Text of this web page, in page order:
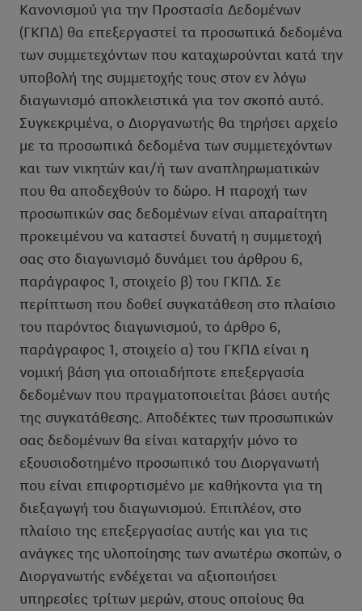
Κανονισμού για την Προστασία Δεδομένων
(ΓΚΠΔ) θα επεξεργαστεί τα προσωπικά δεδομένα
των συμμετεχόντων που καταχωρούνται κατά την
υποβολή της συμμετοχής τους στον εν λόγω
διαγωνισμό αποκλειστικά για τον σκοπό αυτό.
Συγκεκριμένα, ο Διοργανωτής θα τηρήσει αρχείο
με τα προσωπικά δεδομένα των συμμετεχόντων
και των νικητών και/ή των αναπληρωματικών
που θα αποδεχθούν το δώρο. Η παροχή των
προσωπικών σας δεδομένων είναι απαραίτητη
προκειμένου να καταστεί δυνατή η συμμετοχή
σας στο διαγωνισμό δυνάμει του άρθρου 6,
παράγραφος 1, στοιχείο β) του ΓΚΠΔ. Σε
περίπτωση που δοθεί συγκατάθεση στο πλαίσιο
του παρόντος διαγωνισμού, το άρθρο 6,
παράγραφος 1, στοιχείο α) του ΓΚΠΔ είναι η
νομική βάση για οποιαδήποτε επεξεργασία
δεδομένων που πραγματοποιείται βάσει αυτής
της συγκατάθεσης. Αποδέκτες των προσωπικών
σας δεδομένων θα είναι καταρχήν μόνο το
εξουσιοδοτημένο προσωπικό του Διοργανωτή
που είναι επιφορτισμένο με καθήκοντα για τη
διεξαγωγή του διαγωνισμού. Επιπλέον, στο
πλαίσιο της επεξεργασίας αυτής και για τις
ανάγκες της υλοποίησης των ανωτέρω σκοπών, ο
Διοργανωτής ενδέχεται να αξιοποιήσει
υπηρεσίες τρίτων μερών, στους οποίους θα